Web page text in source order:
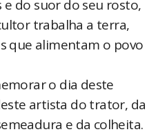
do suor do seu rosto,
trabalha a terra,
que alimentam o povo
o dia deste
artista do trator, da
e da colheita.